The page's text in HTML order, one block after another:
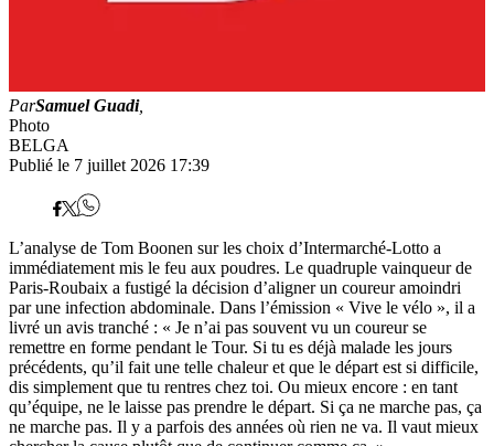
ParSamuel Guadi,
Photo
BELGA
Publié le 7 juillet 2026 17:39
L’analyse de Tom Boonen sur les choix d’Intermarché-Lotto a
immédiatement mis le feu aux poudres. Le quadruple vainqueur de
Paris-Roubaix a fustigé la décision d’aligner un coureur amoindri
par une infection abdominale. Dans l’émission « Vive le vélo », il a
livré un avis tranché : « Je n’ai pas souvent vu un coureur se
remettre en forme pendant le Tour. Si tu es déjà malade les jours
précédents, qu’il fait une telle chaleur et que le départ est si difficile,
dis simplement que tu rentres chez toi. Ou mieux encore : en tant
qu’équipe, ne le laisse pas prendre le départ. Si ça ne marche pas, ça
ne marche pas. Il y a parfois des années où rien ne va. Il vaut mieux